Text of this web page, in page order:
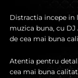
Distractia incepe in
muzica buna, cu
de cea mai buna
Atentia pentru
cea mai buna